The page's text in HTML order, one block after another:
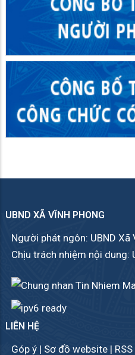
UBND XÃ VĨNH PHONG
Người phát ngôn: UBND Xã
Chịu trách nhiệm nội dung:
LIÊN HỆ
Góp ý | Sơ đồ website | RSS